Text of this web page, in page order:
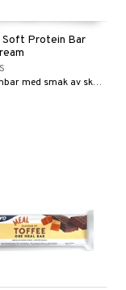
Soft Protein Bar
Myk proteinbar med smak av skumgodisbanan og sjokoladetrekk.